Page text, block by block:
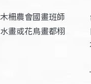
柵農會國畫班師
畫或花鳥畫都栩